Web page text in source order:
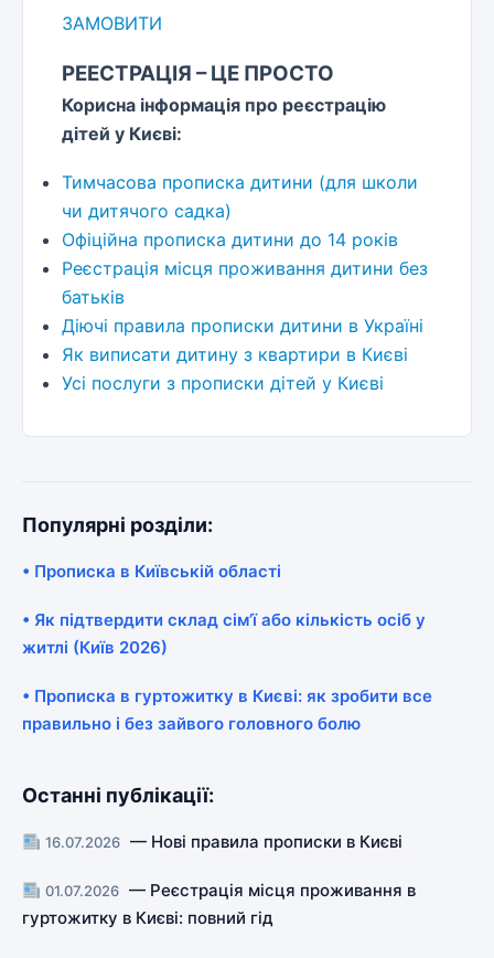
ЗАМОВИТИ
РЕЕСТРАЦІЯ – ЦЕ ПРОСТО
Корисна інформація про реєстрацію
дітей у Києві:
Тимчасова прописка дитини (для школи
чи дитячого садка)
Офіційна прописка дитини до 14 років
Реєстрація місця проживання дитини без
батьків
Діючі правила прописки дитини в Україні
Як виписати дитину з квартири в Києві
Усі послуги з прописки дітей у Києві
Популярні розділи:
• Прописка в Київській області
• Як підтвердити склад сім’ї або кількість осіб у
житлі (Київ 2026)
• Прописка в гуртожитку в Києві: як зробити все
правильно і без зайвого головного болю
Останні публікації:
16.07.2026 — Нові правила прописки в Києві
01.07.2026 — Реєстрація місця проживання в
гуртожитку в Києві: повний гід